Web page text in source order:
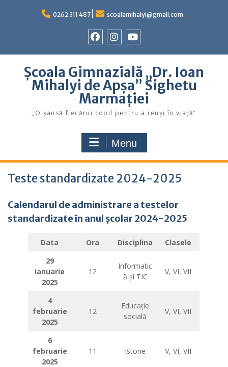
0262 311 487 scoalamihalyi@gmail.com
Școala Gimnazială „Dr. Ioan
Mihalyi de Apșa” Sighetu
Marmației
„O șansă fiecărui copil pentru a reuși în viață”
Menu
Teste standardizate 2024-2025
Calendarul de administrare a testelor
standardizate în anul școlar 2024-2025
Data Ora Disciplina
Clasele
29
ianuarie
2025
12
Informatic
ă și TIC
V, VI, VII
4
februarie
2025
12
Educație
socială
V, VI, VII
6
februarie
2025
11 Istorie V, VI, VII